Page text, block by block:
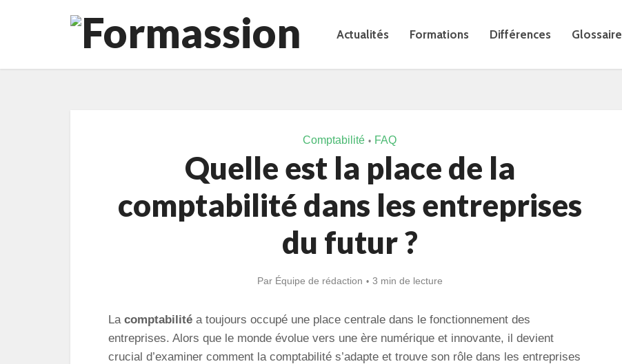
Actualités Formations Différences Glossaire
Comptabilité • FAQ
Quelle est la place de la
comptabilité dans les entreprises
du futur ?
Par Équipe de rédaction 3 min de lecture
La comptabilité a toujours occupé une place centrale dans le fonctionnement des
entreprises. Alors que le monde évolue vers une ère numérique et innovante, il devient
crucial d’examiner comment la comptabilité s’adapte et trouve son rôle dans les entreprises